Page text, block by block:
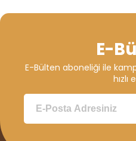
E-
E-Bülten aboneliği ile
hızlı